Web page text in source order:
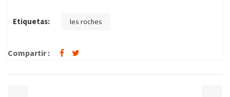
Etiquetas: les roches
Compartir :